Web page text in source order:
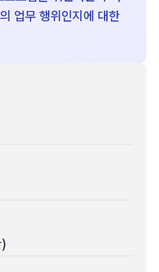
업무 행위인지에 대한